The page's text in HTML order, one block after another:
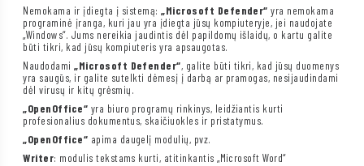
Nemokama ir įdiegta į sistemą:„Microsoft Defender“ yra nemokama
programinė įranga, kuri jau yra įdiegta jūsų kompiuteryje, jei naudojate
„Windows“. Jums nereikia jaudintis dėl papildomų išlaidų, o kartu galite
būti tikri, kad jūsų kompiuteris yra apsaugotas.
Naudodami„Microsoft Defender“, galite būti tikri, kad jūsų duomenys
yra saugūs, ir galite sutelkti dėmesį į darbą ar pramogas, nesijaudindami
dėl virusų ir kitų grėsmių.
„OpenOffice“ yra biuro programų rinkinys, leidžiantis kurti
profesionalius dokumentus, skaičiuokles ir pristatymus.
„OpenOffice“ apima daugelį modulių, pvz.
Writer: modulis tekstams kurti, atitinkantis „Microsoft Word“